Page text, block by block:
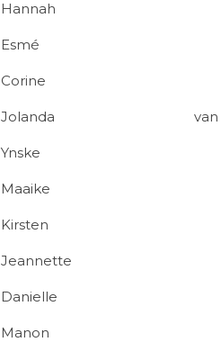
Hannah
Esmé
Corine
Jolanda van
Ynske
Maaike
Kirsten
Jeannette
Danielle
Manon